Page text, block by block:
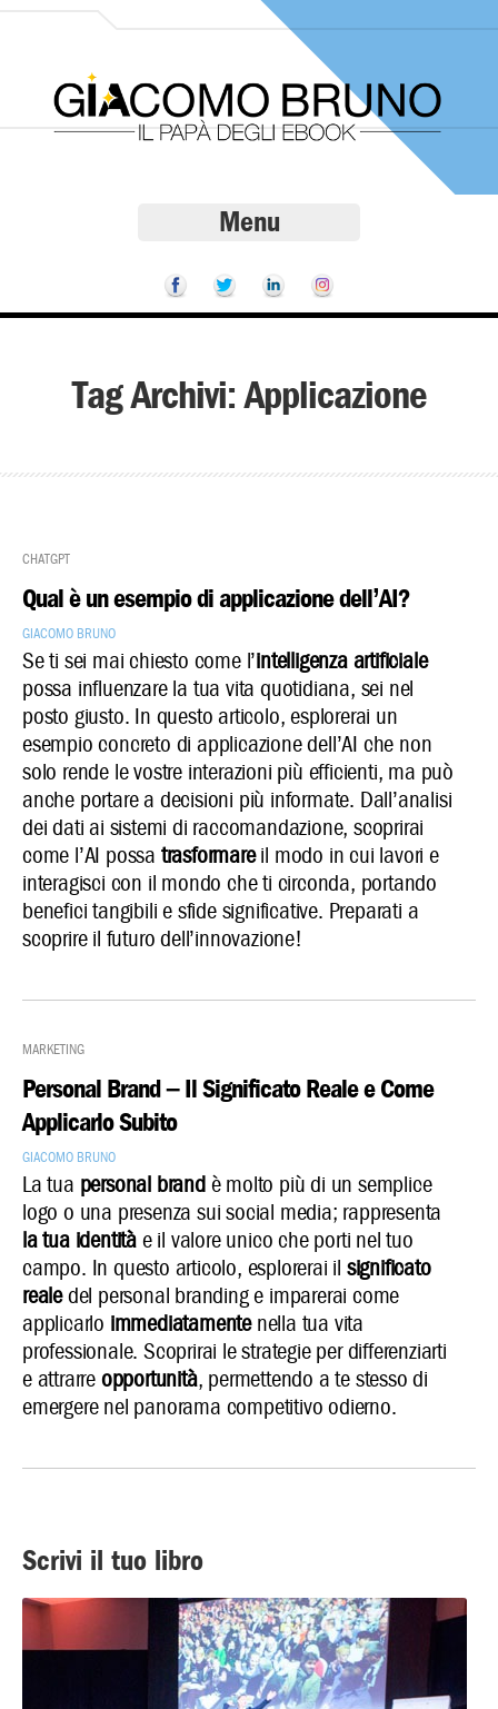
Menu
Tag Archivi:Applicazione
ChatGPT
Qual è un esempio di applicazione dell’AI?
Giacomo Bruno
Se ti sei mai chiesto come l’intelligenza artificiale
possa influenzare la tua vita quotidiana, sei nel
posto giusto. In questo articolo, esplorerai un
esempio concreto di applicazione dell’AI che non
solo rende le vostre interazioni più efficienti, ma può
anche portare a decisioni più informate. Dall’analisi
dei dati ai sistemi di raccomandazione, scoprirai
come l’AI possa trasformareil modo in cui lavori e
interagisci con il mondo che ti circonda, portando
benefici tangibili e sfide significative. Preparati a
scoprire il futuro dell’innovazione!
Marketing
Personal Brand – Il Significato Reale e Come
Applicarlo Subito
Giacomo Bruno
La tua personal brandè molto più di un semplice
logo o una presenza sui social media; rappresenta
la tua identità e il valore unico che porti nel tuo
campo. In questo articolo, esplorerai il significato
realedel personal branding e imparerai come
applicarlo immediatamentenella tua vita
professionale. Scoprirai le strategie per differenziarti
e attrarre opportunità, permettendo a te stesso di
emergere nel panorama competitivo odierno.
Scrivi il tuo libro